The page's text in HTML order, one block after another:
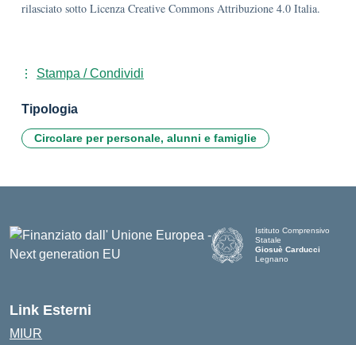
rilasciato sotto Licenza Creative Commons Attribuzione 4.0 Italia.
Stampa / Condividi
Tipologia
Circolare per personale, alunni e famiglie
Istituto Comprensivo
Statale
Giosuè Carducci
Legnano
Link Esterni
MIUR